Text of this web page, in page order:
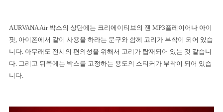
AURVANA Air 박스의 상단에는 크리에이티브의 젠 MP3플레이어나 아이
팟, 아이폰에서 같이 사용을 하라는 문구와 함께 고리가 부착이 되어 있습
니다. 아무래도 전시의 편의성을 위해서 고리가 탑재되어 있는 것 같습니
다. 그리고 뒤쪽에는 박스를 고정하는 용도의 스티커가 부착이 되어 있습
니다.